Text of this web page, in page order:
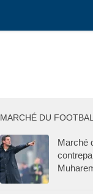
MARCHÉ DU
Marché